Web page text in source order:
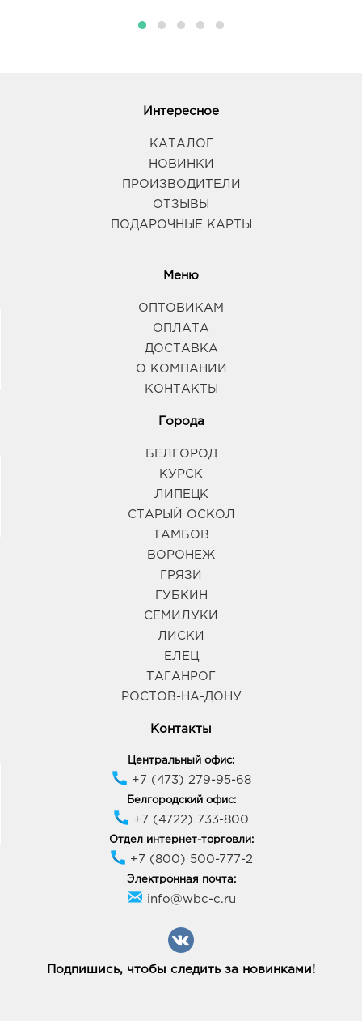
Интересное
КАТАЛОГ
НОВИНКИ
ПРОИЗВОДИТЕЛИ
ОТЗЫВЫ
ПОДАРОЧНЫЕ КАРТЫ
Меню
ОПТОВИКАМ
ОПЛАТА
ДОСТАВКА
О КОМПАНИИ
КОНТАКТЫ
Города
БЕЛГОРОД
КУРСК
ЛИПЕЦК
СТАРЫЙ ОСКОЛ
ТАМБОВ
ВОРОНЕЖ
ГРЯЗИ
ГУБКИН
СЕМИЛУКИ
ЛИСКИ
ЕЛЕЦ
ТАГАНРОГ
РОСТОВ-НА-ДОНУ
Контакты
Центральный офис:
+7 (473) 279-95-68
Белгородский офис:
+7 (4722) 733-800
Отдел интернет-торговли:
+7 (800) 500-777-2
Электронная почта:
info@wbc-c.ru
Подпишись, чтобы следить за новинками!